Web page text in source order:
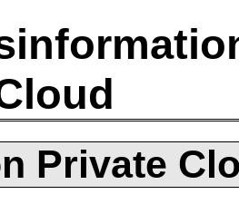
Private